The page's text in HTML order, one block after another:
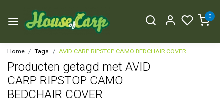
0
Home Tags AVID CARP RIPSTOP CAMO BEDCHAIR COVER
Producten getagd met AVID
CARP RIPSTOP CAMO
BEDCHAIR COVER